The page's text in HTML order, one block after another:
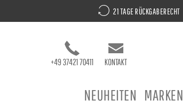
21 TAGE RÜCKGABERECHT
+49 37421 70411 KONTAKT
NEUHEITEN MARKEN